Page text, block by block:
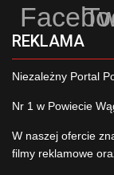
REKLAMA
Niezależny Portal
Nr 1 w Powiecie
W naszej ofercie
filmy reklamowe